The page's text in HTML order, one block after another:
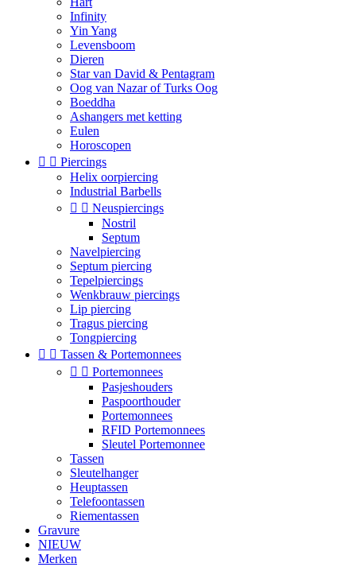
Infinity
Yin Yang
Levensboom
Dieren
Star van David & Pentagram
Oog van Nazar of Turks Oog
Boeddha
Ashangers met ketting
Eulen
Horoscopen
  Piercings
Helix oorpiercing
Industrial Barbells
  Neuspiercings
Nostril
Septum
Navelpiercing
Septum piercing
Tepelpiercings
Wenkbrauw piercings
Lip piercing
Tragus piercing
Tongpiercing
  Tassen & Portemonnees
  Portemonnees
Pasjeshouders
Paspoorthouder
Portemonnees
RFID Portemonnees
Sleutel Portemonnee
Tassen
Sleutelhanger
Heuptassen
Telefoontassen
Riementassen
Gravure
NIEUW
Merken